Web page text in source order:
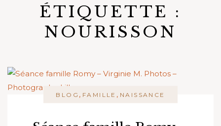
ÉTIQUETTE :
NOURISSON
BLOG , FAMILLE , NAISSANCE